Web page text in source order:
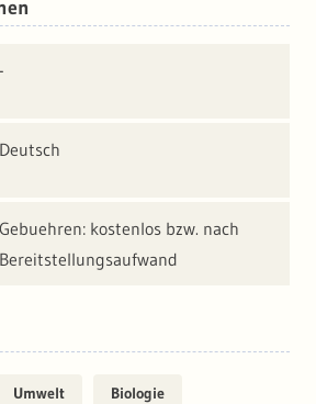
-
Deutsch
Gebuehren: kostenlos bzw. nach
Bereitstellungsaufwand
Umwelt Biologie